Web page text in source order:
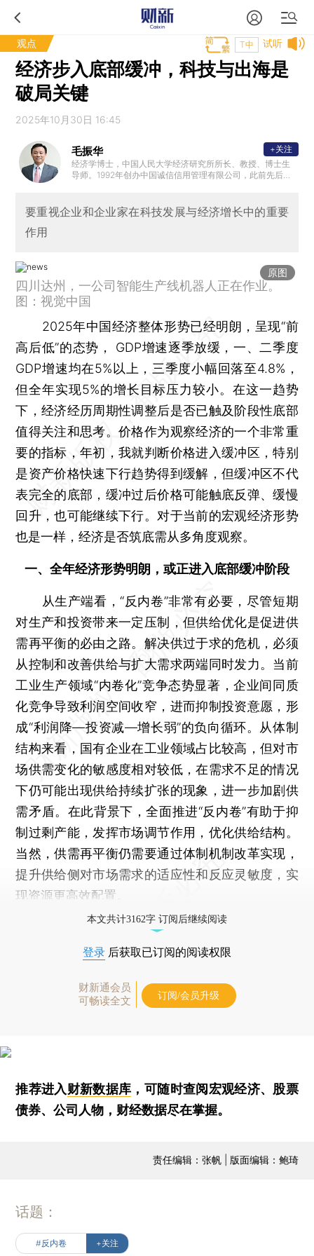
观点 试听
T中
经济步入底部缓冲，科技与出海是
破局关键
2025年10月30日 16:45
毛振华
经济学博士，中国人民大学经济研究所所长、教授、博士生
导师。1992年创办中国诚信信用管理有限公司，此前先后在
董事长，中诚信国际信用评级有限公司首席经济学家。
+关注
要重视企业和企业家在科技发展与经济增长中的重要
作用
原图
四川达州，一公司智能生产线机器人正在作业。
图：视觉中国
2025年中国经济整体形势已经明朗，呈现“前
高后低”的态势， GDP增速逐季放缓，一、二季度
GDP增速均在5%以上，三季度小幅回落至4.8%，
但全年实现5%的增长目标压力较小。在这一趋势
下，经济经历周期性调整后是否已触及阶段性底部
值得关注和思考。价格作为观察经济的一个非常重
要的指标，年初，我就判断价格进入缓冲区，特别
是资产价格快速下行趋势得到缓解，但缓冲区不代
表完全的底部，缓冲过后价格可能触底反弹、缓慢
回升，也可能继续下行。对于当前的宏观经济形势
也是一样，经济是否筑底需从多角度观察。
一、全年经济形势明朗，或正进入底部缓冲阶段
从生产端看，“反内卷”非常有必要，尽管短期
对生产和投资带来一定压制，但供给优化是促进供
需再平衡的必由之路。解决供过于求的危机，必须
从控制和改善供给与扩大需求两端同时发力。当前
工业生产领域“内卷化”竞争态势显著，企业间同质
化竞争导致利润空间收窄，进而抑制投资意愿，形
成“利润降—投资减—增长弱”的负向循环。从体制
结构来看，国有企业在工业领域占比较高，但对市
场供需变化的敏感度相对较低，在需求不足的情况
下仍可能出现供给持续扩张的现象，进一步加剧供
需矛盾。在此背景下，全面推进“反内卷”有助于抑
制过剩产能，发挥市场调节作用，优化供给结构。
当然，供需再平衡仍需要通过体制机制改革实现，
提升供给侧对市场需求的适应性和反应灵敏度，实
现资源更高效配置。
本文共计3162字 订阅后继续阅读
登录 后获取已订阅的阅读权限
财新通会员
可畅读全文
订阅/会员升级
推荐进入财新数据库 ，可随时查阅宏观经济、股票
债券、公司人物，财经数据尽在掌握。
责任编辑：张帆 | 版面编辑：鲍琦
话题：
#反内卷 +关注